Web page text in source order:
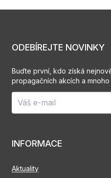
INFORMACE
Aktuality
ODEBÍREJTE NOVINKY
Buďte první, kdo získá
propagačních akcích a mnoho